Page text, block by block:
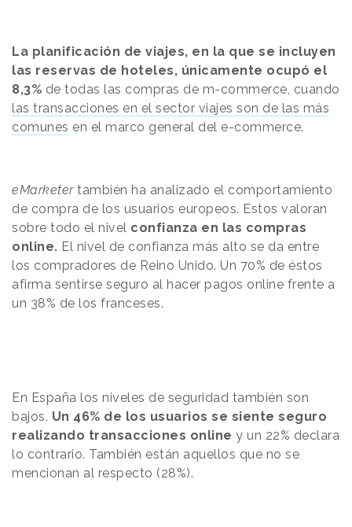
La planificación de viajes, en la que se incluyen
las reservas de hoteles, únicamente ocupó el
8,3% de todas las compras de m-commerce, cuando
las transacciones en el sector viajes son de las más
comunes en el marco general del e-commerce.
eMarketertambién ha analizado el comportamiento
de compra de los usuarios europeos. Estos valoran
sobre todo el nivel confianza en las compras
online. El nivel de confianza más alto se da entre
los compradores de Reino Unido. Un 70% de éstos
afirma sentirse seguro al hacer pagos online frente a
un 38% de los franceses.
En España los niveles de seguridad también son
bajos. Un 46% de los usuarios se siente seguro
realizando transacciones online y un 22% declara
lo contrario. También están aquellos que no se
mencionan al respecto (28%).